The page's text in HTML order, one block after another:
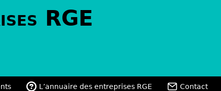
RGE
L’annuaire des entreprises RGE Contact